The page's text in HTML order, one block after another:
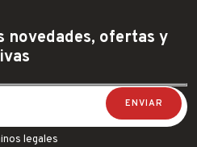
novedades, ofertas y
legales